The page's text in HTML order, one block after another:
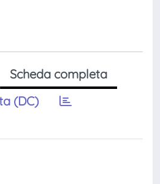
Scheda completa
(DC)